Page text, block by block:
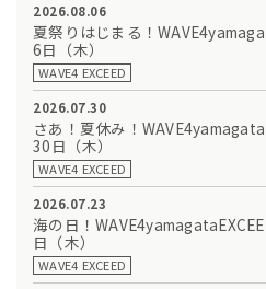
2026.08.06
夏祭りはじまる！
6日（木）
WAVE4 EXCEED
2026.07.30
さあ！夏休み！
30日（木）
WAVE4 EXCEED
2026.07.23
海の日！
日（木）
WAVE4 EXCEED